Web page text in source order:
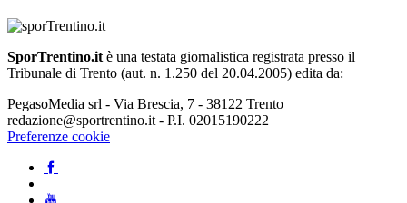
SporTrentino.itè una testata giornalistica registrata presso il
Tribunale di Trento (aut. n. 1.250 del 20.04.2005) edita da:
PegasoMedia srl - Via Brescia, 7 - 38122 Trento
redazione@sportrentino.it - P.I. 02015190222
Preferenze cookie